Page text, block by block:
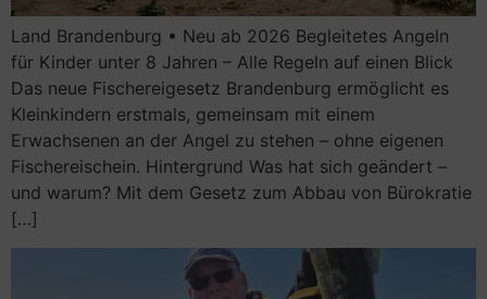
Angeln für Anfänger
Angeln in Deutschland – der große Guide
Angeln in Brandenburg – mit & ohne Schein
Kleine Fischkunde
Vermietung Vereinshaus
Land Brandenburg • Neu ab 2026 Begleitetes Angeln
für Kinder unter 8 Jahren – Alle Regeln auf einen Blick
Das neue Fischereigesetz Brandenburg ermöglicht es
Kleinkindern erstmals, gemeinsam mit einem
Erwachsenen an der Angel zu stehen – ohne eigenen
Fischereischein. Hintergrund Was hat sich geändert –
und warum? Mit dem Gesetz zum Abbau von Bürokratie
[…]